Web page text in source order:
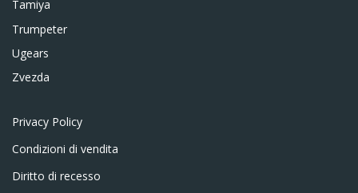
Tamiya
Trumpeter
Ugears
Zvezda
Privacy Policy
Condizioni di vendita
Diritto di recesso